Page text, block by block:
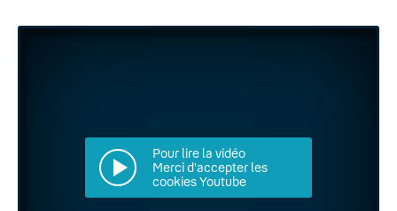
Pour lire la vidéo
Merci d'accepter les
cookies Youtube